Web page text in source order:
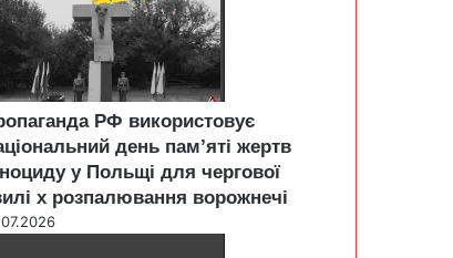
РФ використовує
день пам’яті жертв
у Польщі для чергової
х розпалювання ворожнечі